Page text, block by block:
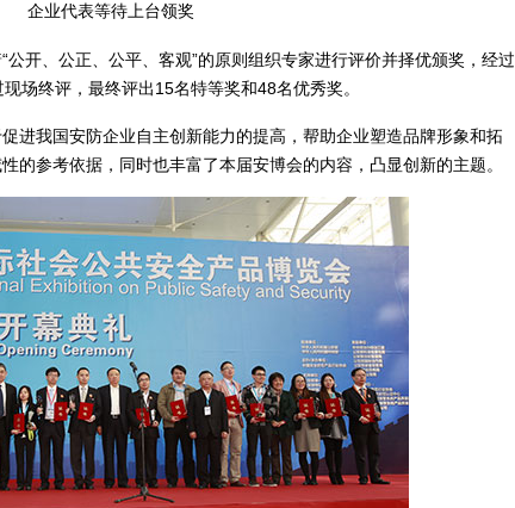
企业代表等待上台领奖
、公正、公平、客观”的原则组织专家进行评价并择优颁奖，经过
场终评，最终评出15名特等奖和48名优秀奖。
我国安防企业自主创新能力的提高，帮助企业塑造品牌形象和拓
的参考依据，同时也丰富了本届安博会的内容，凸显创新的主题。